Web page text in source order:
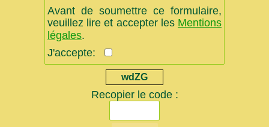
Avant de soumettre ce formulaire,
veuillez lire et accepter les Mentions
légales.
J'accepte:
wdZG
Recopier le code :